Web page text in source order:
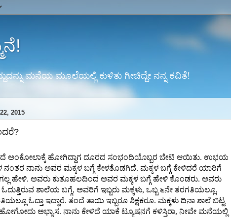
ಮನೆಯ ಮೂಲೆಯಲ್ಲಿ ಕುಳಿತು ಗೀಚಿದ್ದೇ ನನ್ನ ಕವಿತೆ!
2015
ಅಂಕೋಲಾಕ್ಕೆ ಹೋಗಿದ್ದಾಗ ದೂರದ ಸಂಭಂದಿಯೊಬ್ಬರ ಬೇಟಿ ಆಯಿತು. ಉಭಯ
ನಾನು ಅವರ ಮಕ್ಕಳ ಬಗ್ಗೆ ಕೇಳತೊಡಗಿದೆ. ಮಕ್ಕಳ ಬಗ್ಗೆ ಕೇಳಿದರೆ ಯಾರಿಗೆ
ಹೇಳಿ. ಅವರು ಕುತೂಹಲದಿಂದ ಅವರ ಮಕ್ಕಳ ಬಗ್ಗೆ ಹೇಳಿ ಕೊಂಡರು. ಅವರು
ಶಾಲೆಯ ಬಗ್ಗೆ, ಅವರಿಗೆ ಇಬ್ಬರು ಮಕ್ಕಳು, ಒಬ್ಬ ೬ನೇ ತರಗತಿಯಲ್ಲೂ,
ಓದ್ತಾ ಇದ್ದಾರೆ. ತಂದೆ ತಾಯಿ ಇಬ್ಬರೂ ಶಿಕ್ಷಕರೂ. ಮಕ್ಕಳು ದಿನಾ ಶಾಲೆ ಬಿಟ್ಟ
ಅಭ್ಯಾಸ. ನಾನು ಕೇಳಿದೆ ಯಾಕೆ ಟ್ಯೂಷನಗೆ ಕಳಿಸ್ತಿರಾ, ನೀವೇ ಮನೆಯಲ್ಲಿ